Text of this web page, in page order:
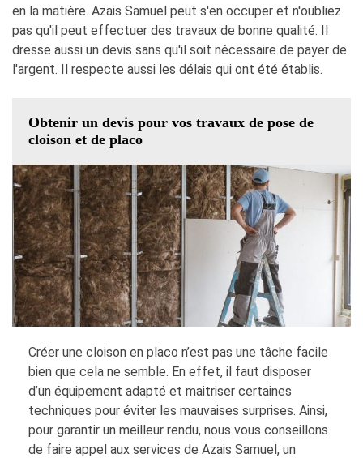
en la matière. Azais Samuel peut s'en occuper et n'oubliez
pas qu'il peut effectuer des travaux de bonne qualité. Il
dresse aussi un devis sans qu'il soit nécessaire de payer de
l'argent. Il respecte aussi les délais qui ont été établis.
Obtenir un devis pour vos travaux de pose de
cloison et de placo
Créer une cloison en placo n’est pas une tâche facile
bien que cela ne semble. En effet, il faut disposer
d’un équipement adapté et maitriser certaines
techniques pour éviter les mauvaises surprises. Ainsi,
pour garantir un meilleur rendu, nous vous conseillons
de faire appel aux services de Azais Samuel, un